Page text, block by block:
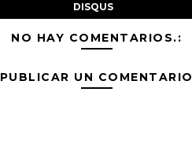
DISQUS
NO HAY COMENTARIOS.:
PUBLICAR UN COMENTARIO